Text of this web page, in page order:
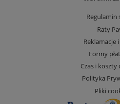
Regulamin
Raty
Reklamacje
Formy
Czas i
Polityka
Pliki